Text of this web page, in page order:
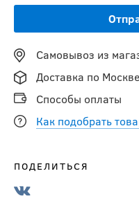
Самовывоз из
Доставка по
Способы оплаты
Как подобрать
ПОДЕЛИТЬСЯ